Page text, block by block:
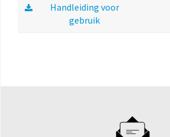
Handleiding voor
gebruik